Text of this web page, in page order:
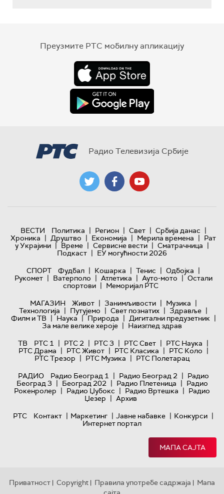
Преузмите РТС мобилну апликацију
Радио Телевизија Србије
ВЕСТИ Политика | Регион | Свет | Србија данас |
Хроника | Друштво | Економија | Мерила времена | Рат
у Украјини | Време | Сервисне вести | Сматрачница |
Подкаст | ЕУ могућности 2026
СПОРТ
Фудбал | Кошарка | Тенис | Одбојка |
Рукомет | Ватерполо | Атлетика | Ауто-мото | Остали
спортови | Меморијал РТС
МАГАЗИН
Живот | Занимљивости | Музика |
Технологијa | Путујемо | Свет познатих | Здравље |
Филм и ТВ | Наука | Природа | Дигитални предузетник |
За мале велике хероје | Наизглед здрав
ТВ
РТС 1 | РТС 2 | РТС 3 | РТС Свет | РТС Наука |
РТС Драма | РТС Живот | РТС Класика | РТС Коло |
РТС Трезор | РТС Музика | РТС Полетарац
РАДИО
Радио Београд 1 | Радио Београд 2 | Радио
Београд 3 | Београд 202 | Радио Плетеница | Радио
Рокенролер | Радио Џубокс | Радио Вртешка | Радио
Џезер | Архив
РТС
Контакт | Маркетинг | Јавне набавке | Конкурси |
Интернет портал
МАПА САЈТА
Приватност | Copyright | Правила употребе садржаја | Мапа